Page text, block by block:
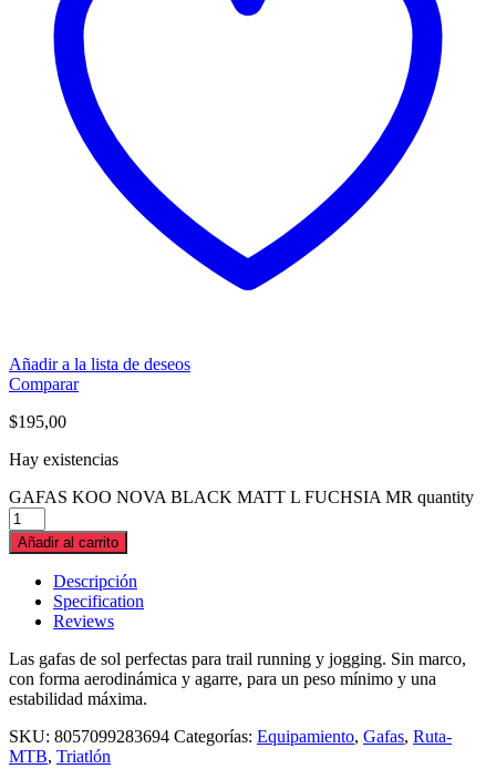
Añadir a la lista de deseos
Comparar
$195,00
Hay existencias
GAFAS KOO NOVA BLACK MATT L FUCHSIA MR quantity
Añadir al carrito
Descripción
Specification
Reviews
Las gafas de sol perfectas para trail running y jogging. Sin marco,
con forma aerodinámica y agarre, para un peso mínimo y una
estabilidad máxima.
SKU: 8057099283694 Categorías: Equipamiento, Gafas, Ruta-
MTB, Triatlón